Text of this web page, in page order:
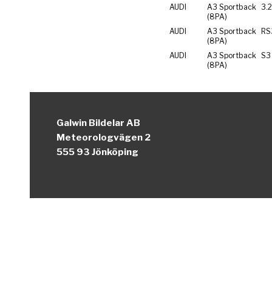
AUDI
A3 Sportback
(8PA)
AUDI
A3 Sportback
(8PA)
AUDI
A3 Sportback
(8PA)
Galwin Bildelar AB
Meteorologvägen 2
555 93 Jönköping